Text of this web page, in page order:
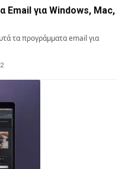
Email για Windows, Mac,
τα προγράμματα email για